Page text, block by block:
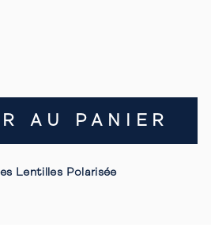
AU PANIER
Lentilles Polarisée